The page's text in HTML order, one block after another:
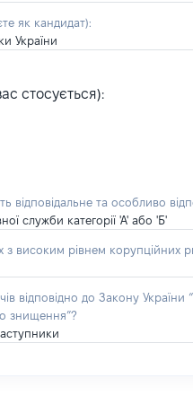
як кандидат):
України
стосується):
та особливо
служби категорії 'А' або 'Б'
рівнем корупційних
відповідно до Закону
знищення”?